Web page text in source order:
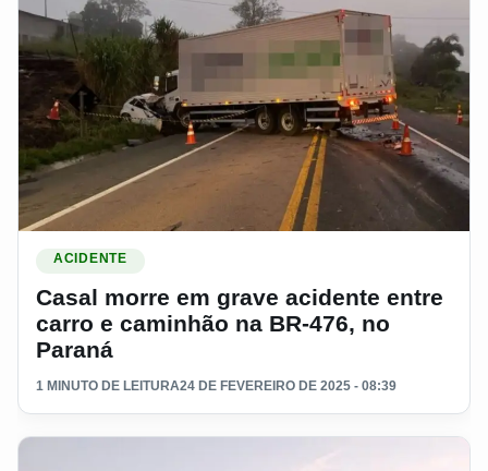
ACIDENTE
Casal morre em grave acidente entre
carro e caminhão na BR-476, no
Paraná
1 MINUTO DE LEITURA24 DE FEVEREIRO DE 2025 - 08:39